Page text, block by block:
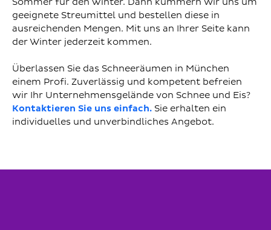
geeignete Streumittel und bestellen diese in
ausreichenden Mengen. Mit uns an Ihrer Seite kann
der Winter jederzeit kommen.
Überlassen Sie das Schneeräumen in München
einem Profi. Zuverlässig und kompetent befreien
wir Ihr Unternehmensgelände von Schnee und Eis?
Kontaktieren Sie uns einfach. Sie erhalten ein
individuelles und unverbindliches Angebot.